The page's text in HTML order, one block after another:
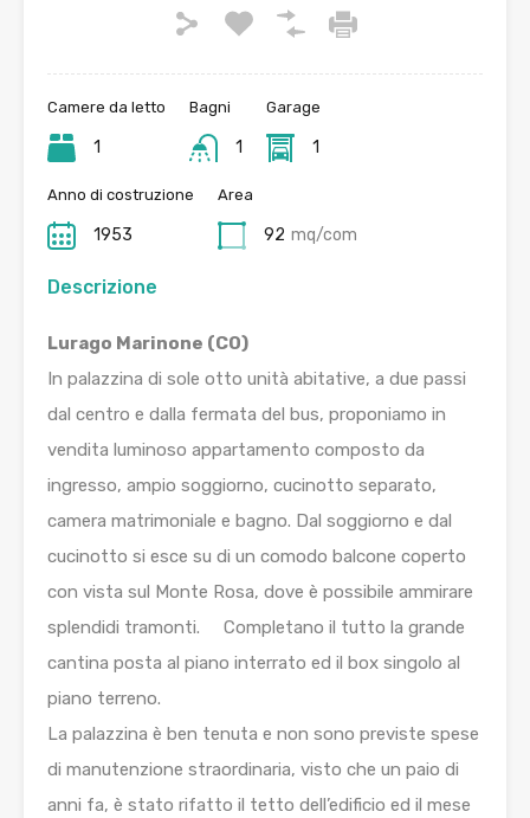
Camere da letto
1
Bagni
1
Garage
1
Anno di costruzione
1953
Area
92 mq/com
Descrizione
Lurago Marinone (CO)
In palazzina di sole otto unità abitative, a due passi
dal centro e dalla fermata del bus, proponiamo in
vendita luminoso appartamento composto da
ingresso, ampio soggiorno, cucinotto separato,
camera matrimoniale e bagno. Dal soggiorno e dal
cucinotto si esce su di un comodo balcone coperto
con vista sul Monte Rosa, dove è possibile ammirare
splendidi tramonti. Completano il tutto la grande
cantina posta al piano interrato ed il box singolo al
piano terreno.
La palazzina è ben tenuta e non sono previste spese
di manutenzione straordinaria, visto che un paio di
anni fa, è stato rifatto il tetto dell’edificio ed il mese